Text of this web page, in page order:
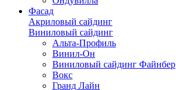
Фасад
Акриловый сайдинг
Виниловый сайдинг
Альта-Профиль
Винил-Он
Виниловый сайдинг Файнбер
Вокс
Гранд Лайн